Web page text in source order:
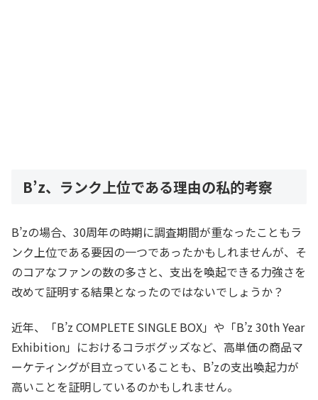
B’z、ランク上位である理由の私的考察
B’zの場合、30周年の時期に調査期間が重なったこともラ
ンク上位である要因の一つであったかもしれませんが、そ
のコアなファンの数の多さと、支出を喚起できる力強さを
改めて証明する結果となったのではないでしょうか？
近年、「B’z COMPLETE SINGLE BOX」や‎「B’z 30th Year
Exhibition」におけるコラボグッズなど、高単価の商品マ
ーケティングが目立っていることも、B’zの支出喚起力が
高いことを証明しているのかもしれません。